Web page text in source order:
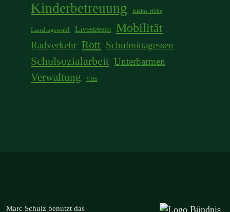
Kinderbetreuung Kleine Höhe
Landtagswahl Livestream Mobilität
Radverkehr Rott Schulmittagessen
Schulsozialarbeit Unterbarmen
Verwaltung VHS
Marc Schulz benutzt das